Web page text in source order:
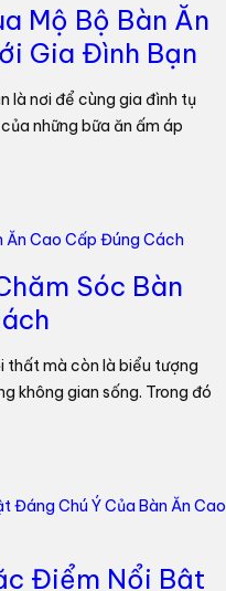
Mộ Bộ Bàn Ăn
Gia Đình Bạn
là nơi để cùng gia đình tụ
những bữa ăn ấm áp
Sóc Bàn
thất mà còn là biểu tượng
không gian sống. Trong đó
Điểm Nổi Bật